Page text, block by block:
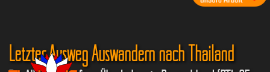
Letzter Ausweg Auswandern nach Thailand